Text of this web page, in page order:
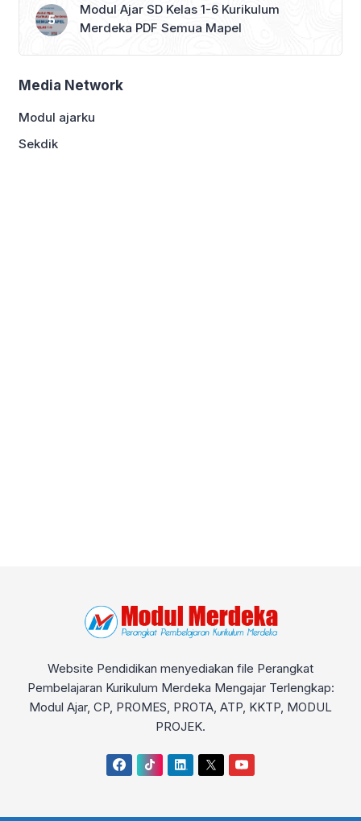
Modul Ajar SD Kelas 1-6 Kurikulum
Merdeka PDF Semua Mapel
Media Network
Modul ajarku
Sekdik
Website Pendidikan menyediakan file Perangkat
Pembelajaran Kurikulum Merdeka Mengajar Terlengkap:
Modul Ajar, CP, PROMES, PROTA, ATP, KKTP, MODUL
PROJEK.